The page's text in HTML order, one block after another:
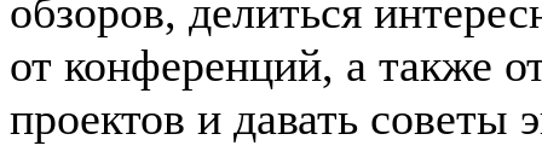
обзоров, делиться
от конференций, а также
проектов и давать советы